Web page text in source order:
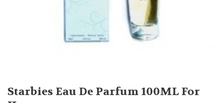
Starbies Eau De Parfum 100ML For